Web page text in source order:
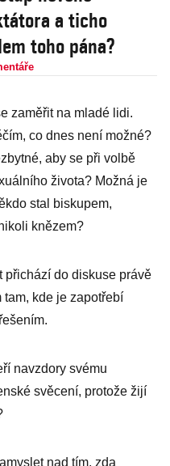
a ticho
toho pána?
zaměřit na mladé lidi.
co dnes není možné?
aby se při volbě
života? Možná je
stal biskupem,
knězem?
přichází do diskuse právě
tam, kde je zapotřebí
navzdory svému
svěcení, protože žijí
nad tím, zda